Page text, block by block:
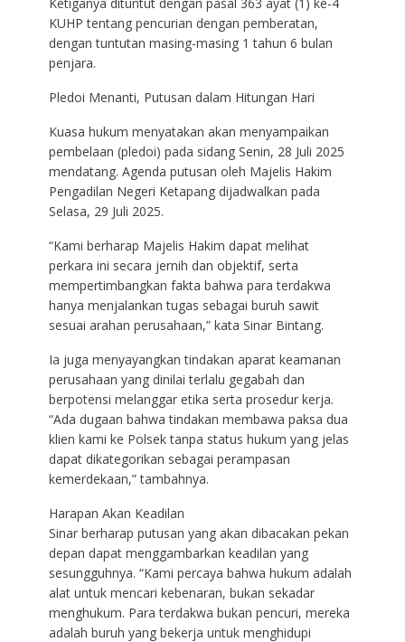
KUHP tentang pencurian dengan pemberatan,
dengan tuntutan masing-masing 1 tahun 6 bulan
penjara.
Pledoi Menanti, Putusan dalam Hitungan Hari
Kuasa hukum menyatakan akan menyampaikan
pembelaan (pledoi) pada sidang Senin, 28 Juli 2025
mendatang. Agenda putusan oleh Majelis Hakim
Pengadilan Negeri Ketapang dijadwalkan pada
Selasa, 29 Juli 2025.
“Kami berharap Majelis Hakim dapat melihat
perkara ini secara jernih dan objektif, serta
mempertimbangkan fakta bahwa para terdakwa
hanya menjalankan tugas sebagai buruh sawit
sesuai arahan perusahaan,” kata Sinar Bintang.
Ia juga menyayangkan tindakan aparat keamanan
perusahaan yang dinilai terlalu gegabah dan
berpotensi melanggar etika serta prosedur kerja.
“Ada dugaan bahwa tindakan membawa paksa dua
klien kami ke Polsek tanpa status hukum yang jelas
dapat dikategorikan sebagai perampasan
kemerdekaan,” tambahnya.
Harapan Akan Keadilan
Sinar berharap putusan yang akan dibacakan pekan
depan dapat menggambarkan keadilan yang
sesungguhnya. “Kami percaya bahwa hukum adalah
alat untuk mencari kebenaran, bukan sekadar
menghukum. Para terdakwa bukan pencuri, mereka
adalah buruh yang bekerja untuk menghidupi